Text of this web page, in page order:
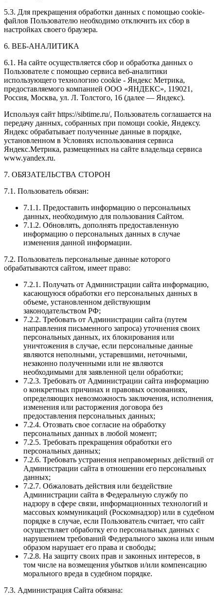
5.3. Для прекращения обработки данных с помощью cookie-
файлов Пользователю необходимо отключить их сбор в
настройках своего браузера.
6. ВЕБ-АНАЛИТИКА
6.1. На сайте осуществляется сбор и обработка данных о
Пользователе с помощью сервиса веб-аналитики
использующего технологию cookie - Яндекс Метрика,
предоставляемого компанией ООО «ЯНДЕКС», 119021,
Россия, Москва, ул. Л. Толстого, 16 (далее — Яндекс).
Используя сайт https://sibtime.ru/, Пользователь соглашается на
передачу данных, собранных при помощи cookie, Яндексу.
Яндекс обрабатывает полученные данные в порядке,
установленном в Условиях использования сервиса
Яндекс.Метрика, размещенных на сайте владельца сервиса
www.yandex.ru.
7. ОБЯЗАТЕЛЬСТВА СТОРОН
7.1. Пользователь обязан:
7.1.1. Предоставить информацию о персональных
данных, необходимую для пользования Сайтом.
7.1.2. Обновлять, дополнять предоставленную
информацию о персональных данных в случае
изменения данной информации.
7.2. Пользователь персональные данные которого
обрабатываются сайтом, имеет право:
7.2.1. Получать от Администрации сайта информацию,
касающуюся обработки его персональных данных в
объеме, установленном действующим
законодательством РФ;
7.2.2. Требовать от Администрации сайта (путем
направления письменного запроса) уточнения своих
персональных данных, их блокирования или
уничтожения в случае, если персональные данные
являются неполными, устаревшими, неточными,
незаконно полученными или не являются
необходимыми для заявленной цели обработки;
7.2.3. Требовать от Администрации сайта информацию
о конкретных причинах и правовых основаниях,
определяющих невозможность заключения, исполнения,
изменения или расторжения договора без
предоставления персональных данных;
7.2.4. Отозвать свое согласие на обработку
персональных данных в любой момент;
7.2.5. Требовать прекращения обработки его
персональных данных;
7.2.6. Требовать устранения неправомерных действий от
Администрации сайта в отношении его персональных
данных;
7.2.7. Обжаловать действия или бездействие
Администрации сайта в Федеральную службу по
надзору в сфере связи, информационных технологий и
массовых коммуникаций (Роскомнадзор) или в судебном
порядке в случае, если Пользователь считает, что сайт
осуществляет обработку его персональных данных с
нарушением требований Федерального закона или иным
образом нарушает его права и свободы;
7.2.8. На защиту своих прав и законных интересов, в
том числе на возмещения убытков и/или компенсацию
морального вреда в судебном порядке.
7.3. Администрация Сайта обязана: